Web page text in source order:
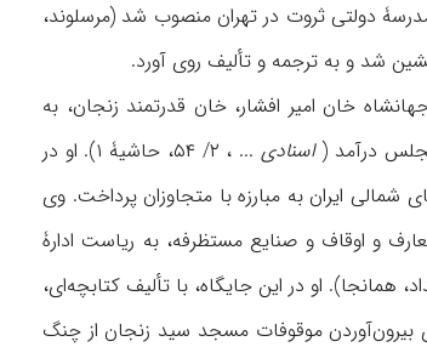
مدرسۀ دولتی ثروت در تهران منصوب شد (مرسلوند،
ق/ ۵ دسامبر ۱۹۱۴-۱۴ نوامبر ۱۹۱۵ م) بار دیگر با یاری جهانشاه خان امیر افشار، خان قدرتمند زنجان، به
درآمد (اسنادی
... ، ۲/ ۵۴، حاشیۀ ۱). او در
شمالی ایران به مبارزه با متجاوزان ‌پرداخت. وی
به پیشنهاد ابراهیم حکیمی، وزیر معارف و اوقاف و صنایع مستظرفه، به ریاست ادارۀ
تا ۱۴ رمضان ۱۳۴۰ ق/ ۲۰ اردیبهشت ۱۳۰۱ ش، در آن سمت باقی ماند (ابوالحسنی، ۲۲۵؛ بامداد، همانجا). او در این جایگاه، با تألیف کتابچه‌ای،
بیرون‌آوردن موقوفات مسجد سید زنجان از چنگ